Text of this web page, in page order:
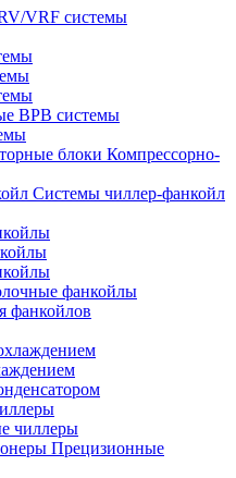
VRF системы
ВРВ системы
Компрессорно-
Системы чиллер-фанкойл
фанкойлы
фанкойлов
чиллеры
Прецизионные